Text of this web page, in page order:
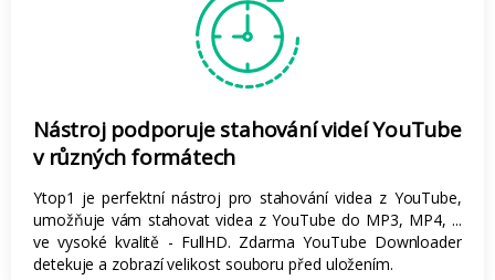
Nástroj podporuje stahování videí YouTube
v různých formátech
Ytop1 je perfektní nástroj pro stahování videa z YouTube,
umožňuje vám stahovat videa z YouTube do MP3, MP4, ...
ve vysoké kvalitě - FullHD. Zdarma YouTube Downloader
detekuje a zobrazí velikost souboru před uložením.